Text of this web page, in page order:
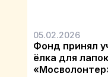
05.02.2026
Фонд принял
ёлка для